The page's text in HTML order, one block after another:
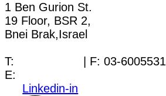
1 Ben Gurion St.
19 Floor, BSR 2,
Bnei Brak,Israel
T:
| F: 03-6005531
E:
Linkedin-in